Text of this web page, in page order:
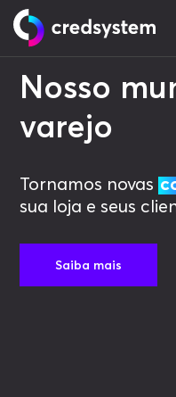
Nosso
varejo
Tornamos novas
sua loja e seus
Saiba mais